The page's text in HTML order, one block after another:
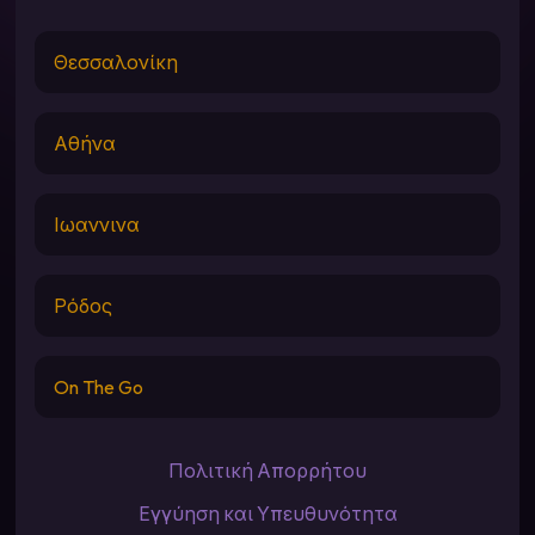
Θεσσαλονίκη
Αθήνα
Ιωαννινα
Ρόδος
On The Go
Πολιτική Απορρήτου
Εγγύηση και Υπευθυνότητα